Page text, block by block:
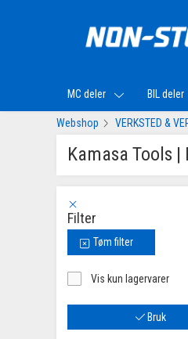
MC deler BIL deler
Webshop VERKSTED &
Kamasa Tools |
Filter
Tøm filter
Vis kun lagervarer
Bruk